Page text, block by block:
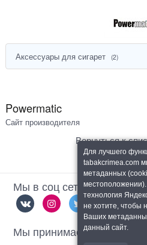
Аксессуары для сигарет (2)
Powermatic
Сайт производителя
Вернуться к
Мы в соц сетях
Мы принимаем
Для лучшего
tabakcrimea.com
метаданных
технология
не хотите, чтобы
Ваших
данный сайт.